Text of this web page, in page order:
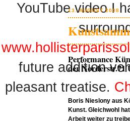
13. AUGUST 2008
Performance
der
Boris Nieslony aus
Kunst. Gleichwohl
Arbeit weiter zu
YouTube video I
future addition
pleasant treatise.